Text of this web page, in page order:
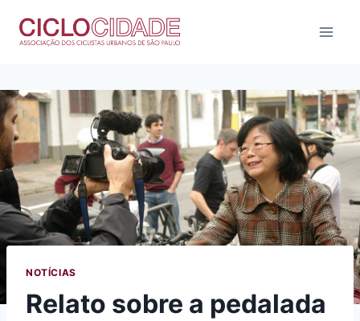
para
NOTÍCIAS
Relato sobre a pedalada